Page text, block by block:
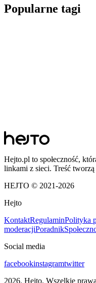
Popularne tagi
Hejto.pl to społeczność,
linkami z sieci. Treść
HEJTO © 2021-2026
Hejto
KontaktRegulaminPolityka
moderacjiPoradnik
Social media
facebookinstagramtwitter
2026. Hejto. Wszelkie